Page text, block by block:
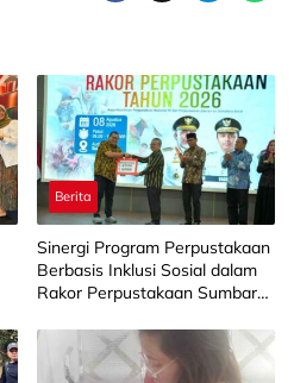
Berita
Sinergi Program Perpustakaan
Berbasis Inklusi Sosial dalam
Rakor Perpustakaan Sumbar